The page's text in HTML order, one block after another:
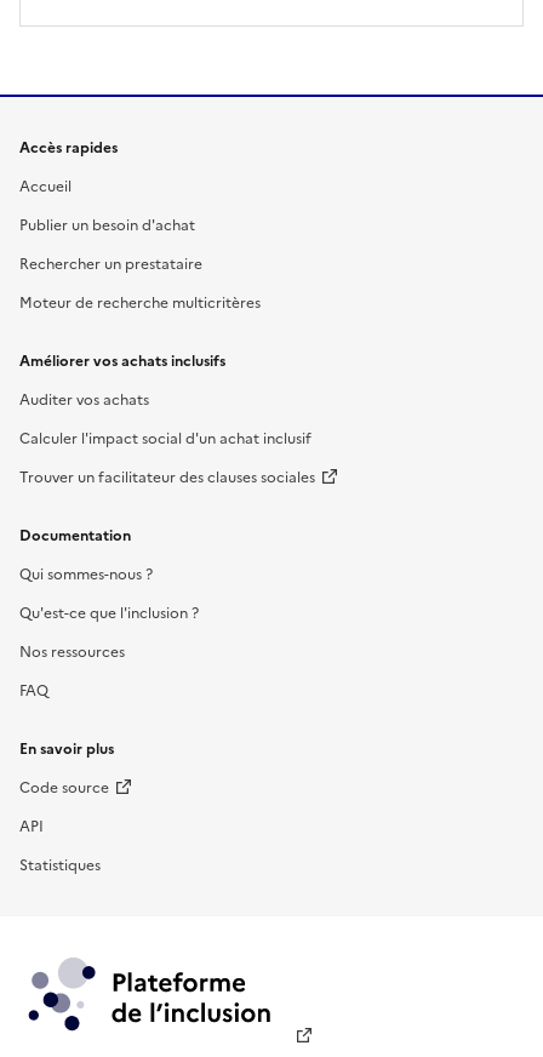
Accès rapides
Accueil
Publier un besoin d'achat
Rechercher un prestataire
Moteur de recherche multicritères
Améliorer vos achats inclusifs
Auditer vos achats
Calculer l'impact social d'un achat inclusif
Trouver un facilitateur des clauses sociales
Documentation
Qui sommes-nous ?
Qu'est-ce que l'inclusion ?
Nos ressources
FAQ
En savoir plus
Code source
API
Statistiques